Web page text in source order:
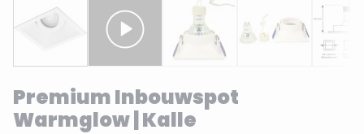
Premium Inbouwspot
Warmglow | Kalle